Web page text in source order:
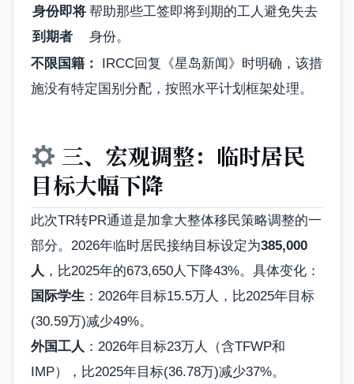
身份即将
到期者
帮助那些工签即将到期的工人避免失去
身份。
不限国籍：
IRCC回复《星岛新闻》时明确，该措
施没有特定国别分配，按照水平计划框架处理。
三、宏观调整：临时居民
目标大幅下降
此次TR转PR通道是加拿大整体移民策略调整的一
部分。2026年临时居民接纳目标设定为385,000
人 ，比2025年的673,650人下降43%。具体变化：
国际学生 ：2026年目标15.5万人，比2025年目标
(30.59万)减少49%。
外国工人 ：2026年目标23万人（含TFWP和
IMP），比2025年目标(36.78万)减少37%。